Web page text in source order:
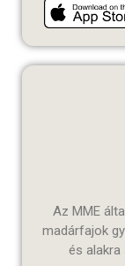
Az MME
madárfajok
és